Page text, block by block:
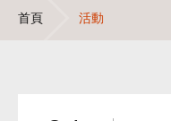
首頁 活動